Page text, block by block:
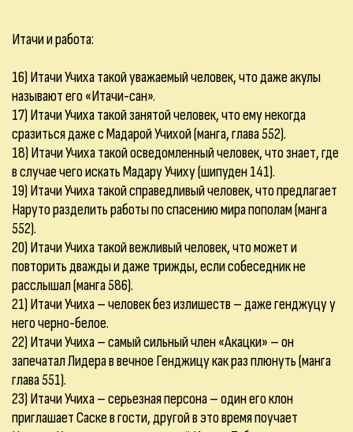
Итачи и работа:
16) Итачи Учиха такой уважаемый человек, что даже акулы
называют его «Итачи-сан».
17) Итачи Учиха такой занятой человек, что ему некогда
сразиться даже с Мадарой Учихой (манга, глава 552).
18) Итачи Учиха такой осведомленный человек, что знает, где
в случае чего искать Мадару Учиху (шипуден 141).
19) Итачи Учиха такой справедливый человек, что предлагает
Наруто разделить работы по спасению мира пополам (манга
552).
20) Итачи Учиха такой вежливый человек, что может и
повторить дважды и даже трижды, если собеседник не
расслышал (манга 586).
21) Итачи Учиха – человек без излишеств – даже генджуцу у
него черно-белое.
22) Итачи Учиха – самый сильный член «Акацки» – он
запечатал Лидера в вечное Генджицу как раз плюнуть (манга
глава 551).
23) Итачи Учиха – серьезная персона – один его клон
приглашает Саске в гости, другой в это время поучает